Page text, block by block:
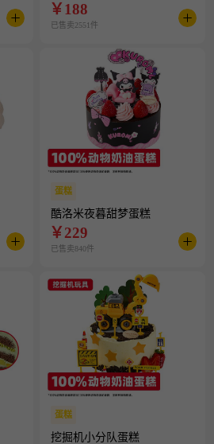
￥188
已售卖2551件
蛋糕
酷洛米夜暮甜梦蛋糕
￥229
已售卖840件
蛋糕
挖掘机小分队蛋糕